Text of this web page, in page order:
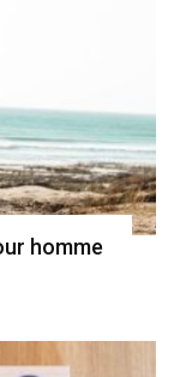
homme